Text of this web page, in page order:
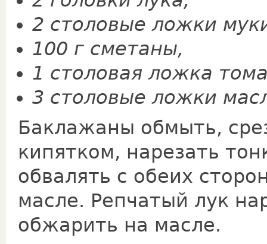
2 столовые ложки
100 г сметаны,
1 столовая ложка
3 столовые ложки
Баклажаны обмыть,
кипятком, нарезать
обвалять с обеих
масле. Репчатый лук
обжарить на масле.